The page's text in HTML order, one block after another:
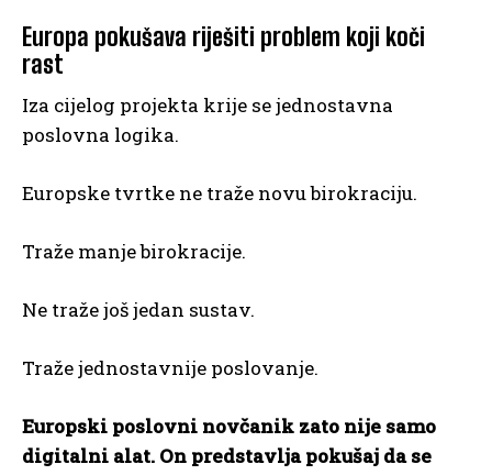
Europa pokušava riješiti problem koji koči
rast
Iza cijelog projekta krije se jednostavna
poslovna logika.
Europske tvrtke ne traže novu birokraciju.
Traže manje birokracije.
Ne traže još jedan sustav.
Traže jednostavnije poslovanje.
Europski poslovni novčanik zato nije samo
digitalni alat. On predstavlja pokušaj da se